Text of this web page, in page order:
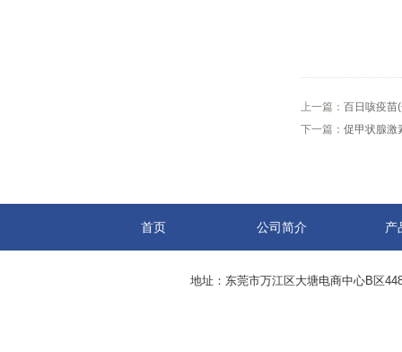
上一篇： 百日咳疫苗
下一篇： 促甲状腺激
首页 公司简介 产
地址：东莞市万江区大塘电商中心B区